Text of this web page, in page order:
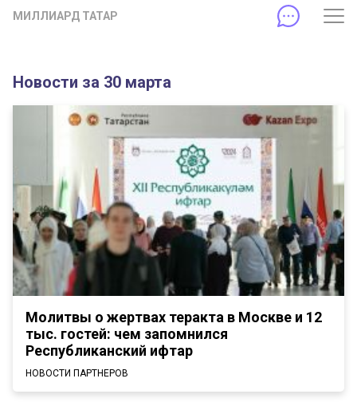
МИЛЛИАРД ТАТАР
Новости за 30 марта
Молитвы о жертвах теракта в Москве и 12
тыс. гостей: чем запомнился
Республиканский ифтар
НОВОСТИ ПАРТНЕРОВ